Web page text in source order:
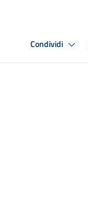
Condividi